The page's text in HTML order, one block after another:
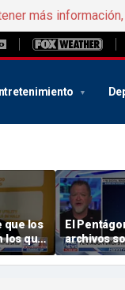
más
que los
los que
El
archivos